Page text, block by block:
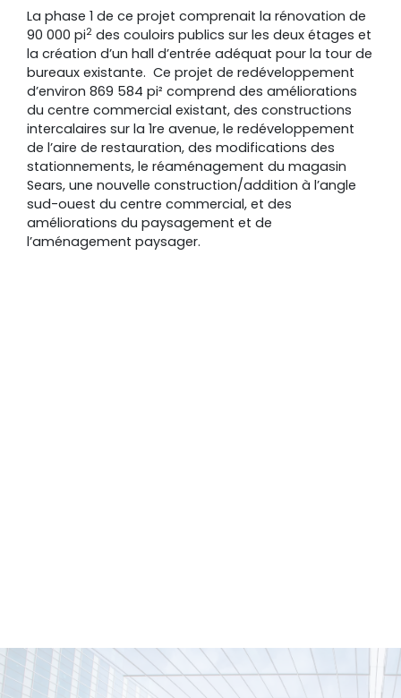
La phase 1 de ce projet comprenait la rénovation de
90 000 pi2 des couloirs publics sur les deux étages et
la création d’un hall d’entrée adéquat pour la tour de
bureaux existante. Ce projet de redéveloppement
d’environ 869 584 pi² comprend des améliorations
du centre commercial existant, des constructions
intercalaires sur la 1re avenue, le redéveloppement
de l’aire de restauration, des modifications des
stationnements, le réaménagement du magasin
Sears, une nouvelle construction/addition à l’angle
sud-ouest du centre commercial, et des
améliorations du paysagement et de
l’aménagement paysager.